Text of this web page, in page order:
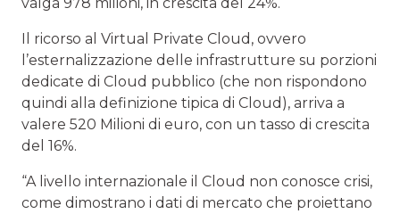
Il ricorso al Virtual Private Cloud, ovvero
l’esternalizzazione delle infrastrutture su porzioni
dedicate di Cloud pubblico (che non rispondono
quindi alla definizione tipica di Cloud), arriva a
valere 520 Milioni di euro, con un tasso di crescita
del 16%.
“A livello internazionale il Cloud non conosce crisi,
come dimostrano i dati di mercato che proiettano